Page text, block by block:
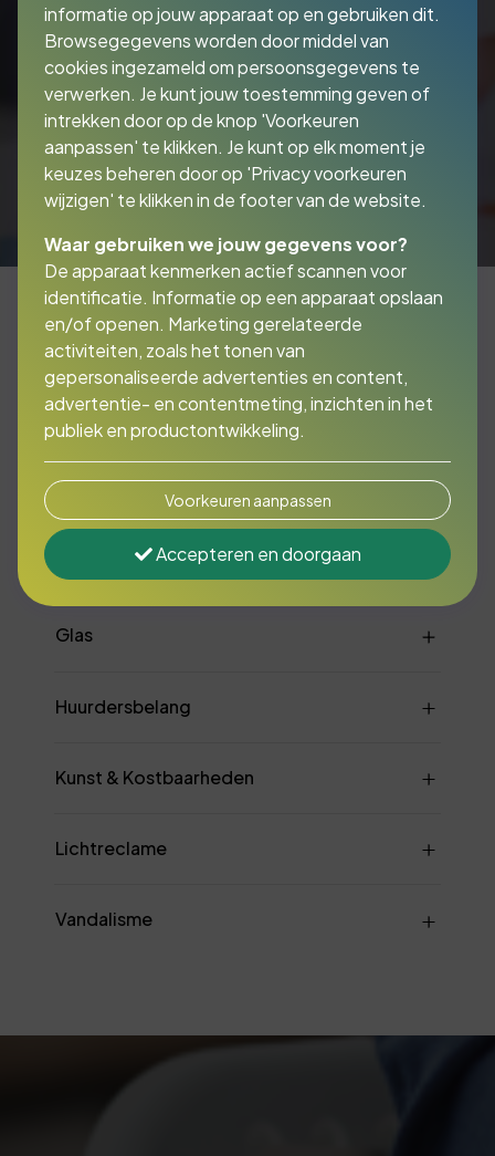
Overige
bedrijfsmiddelen, denk
bijvoorbeeld aan:
Elektronica
Glas
Huurdersbelang
Kunst & Kostbaarheden
Lichtreclame
Vandalisme
informatie op jouw apparaat op en gebruiken dit.
Browsegegevens worden door middel van
cookies ingezameld om persoonsgegevens te
verwerken. Je kunt jouw toestemming geven of
intrekken door op de knop 'Voorkeuren
aanpassen' te klikken. Je kunt op elk moment je
keuzes beheren door op 'Privacy voorkeuren
wijzigen' te klikken in de footer van de website.
Waar gebruiken we jouw gegevens voor?
De apparaat kenmerken actief scannen voor
identificatie. Informatie op een apparaat opslaan
en/of openen. Marketing gerelateerde
activiteiten, zoals het tonen van
gepersonaliseerde advertenties en content,
advertentie- en contentmeting, inzichten in het
publiek en productontwikkeling.
Voorkeuren aanpassen
Accepteren en doorgaan